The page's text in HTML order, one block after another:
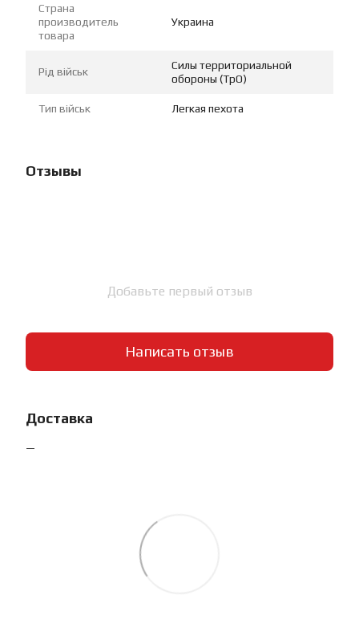
Страна
производитель
товара
Украина
Рід військ
Силы территориальной
обороны (ТрО)
Тип військ Легкая пехота
Отзывы
Добавьте первый отзыв
Написать отзыв
Доставка